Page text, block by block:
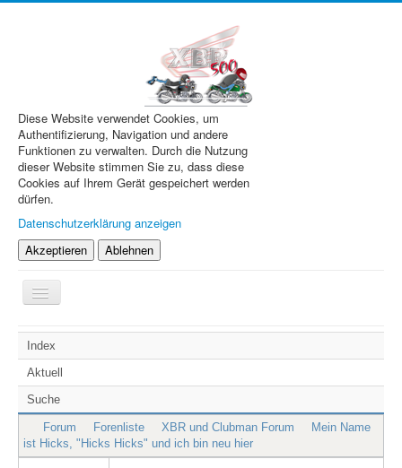
Diese Website verwendet Cookies, um
Authentifizierung, Navigation und andere
Funktionen zu verwalten. Durch die Nutzung
dieser Website stimmen Sie zu, dass diese
Cookies auf Ihrem Gerät gespeichert werden
dürfen.
Datenschutzerklärung anzeigen
Akzeptieren
Ablehnen
Navigation
an/aus
XBR.de
Technik
Forum
Treffen & Touren
Cafe-Ecke
Index
Aktuell
Suche
Forum Forenliste XBR und Clubman Forum
Mein Name
ist Hicks, "Hicks Hicks" und ich bin neu hier